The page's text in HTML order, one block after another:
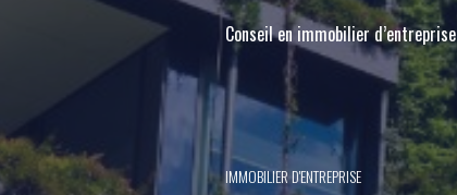
Conseil en immobilier d’entreprise
IMMOBILIER D'ENTREPRISE